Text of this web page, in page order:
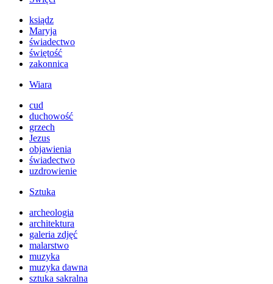
ksiądz
Maryja
świadectwo
świętość
zakonnica
Wiara
cud
duchowość
grzech
Jezus
objawienia
świadectwo
uzdrowienie
Sztuka
archeologia
architektura
galeria zdjęć
malarstwo
muzyka
muzyka dawna
sztuka sakralna